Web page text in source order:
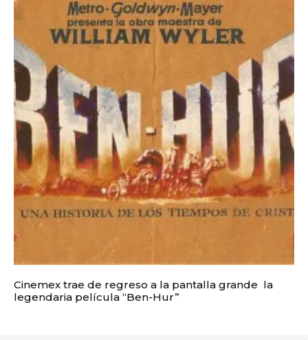
Cinemex trae de regreso a la pantalla grande la
legendaria película “Ben-Hur”